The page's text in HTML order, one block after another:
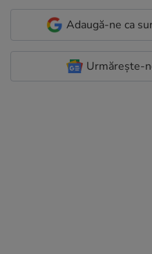
Adaugă-ne ca
Urmărește-